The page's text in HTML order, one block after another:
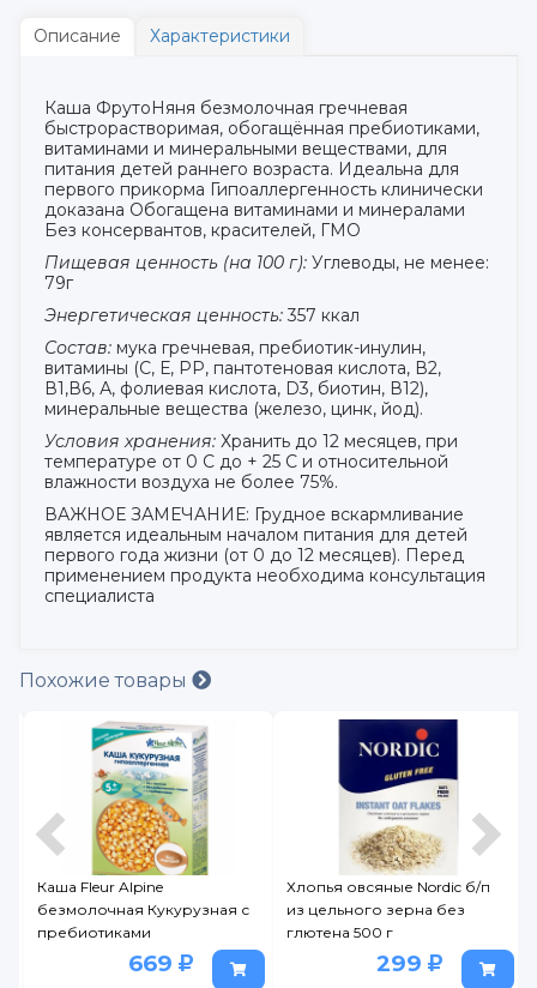
Описание Характеристики
Каша ФрутоНяня безмолочная гречневая
быстрорастворимая, обогащённая пребиотиками,
витаминами и минеральными веществами, для
питания детей раннего возраста. Идеальна для
первого прикорма Гипоаллергенность клинически
доказана Обогащена витаминами и минералами
Без консервантов, красителей, ГМО
Пищевая ценность (на 100 г): Углеводы, не менее:
79г
Энергетическая ценность:357 ккал
Состав: мука гречневая, пребиотик-инулин,
витамины (С, Е, РР, пантотеновая кислота, В2,
В1,В6, А, фолиевая кислота, D3, биотин, В12),
минеральные вещества (железо, цинк, йод).
Условия хранения: Хранить до 12 месяцев, при
температуре от 0 С до + 25 С и относительной
влажности воздуха не более 75%.
ВАЖНОЕ ЗАМЕЧАНИЕ: Грудное вскармливание
является идеальным началом питания для детей
первого года жизни (от 0 до 12 месяцев). Перед
применением продукта необходима консультация
специалиста
Похожие товары
Каша Fleur Alpine
безмолочная Кукурузная с
пребиотиками
гипоаллергенная, с 5
месяцев, 175 г
669
Хлопья овсяные Nordic б/п
из цельного зерна без
глютена 500 г
299